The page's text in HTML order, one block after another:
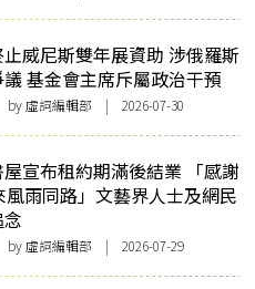
威尼斯雙年展資助 涉俄羅斯
基金會主席斥屬政治干預
虛詞編輯部 | 2026-07-30
宣布租約期滿後結業 「感謝
風雨同路」文藝界人士及網民
虛詞編輯部 | 2026-07-29